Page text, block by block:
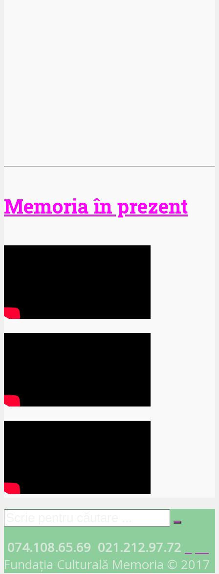
Memoria în prezent
074.108.65.69 021.212.97.72
Fundația Culturală Memoria © 2017